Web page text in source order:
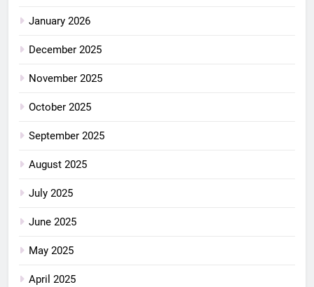
January 2026
December 2025
November 2025
October 2025
September 2025
August 2025
July 2025
June 2025
May 2025
April 2025